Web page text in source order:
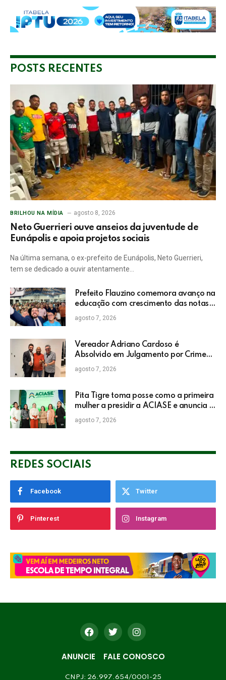
POSTS RECENTES
BRILHOU NA MÍDIA agosto 8, 2026
Neto Guerrieri ouve anseios da juventude de
Eunápolis e apoia projetos sociais
Na última semana, o ex-prefeito de Eunápolis, Neto Guerrieri,
tem se dedicado a ouvir atentamente…
Prefeito Flauzino comemora avanço na
educação com crescimento das notas
do IDEB da rede pública de Itabela
agosto 7, 2026
Vereador Adriano Cardoso é
Absolvido em Julgamento por Crime
Eleitoral no TRE
agosto 7, 2026
Pita Tigre toma posse como a primeira
mulher a presidir a ACIASE e anuncia a
retomada do Prêmio Destaque
Empresarial
agosto 7, 2026
REDES SOCIAIS
Facebook Twitter
Pinterest Instagram
ANUNCIE FALE CONOSCO
CNPJ: 26.997.654/0001-25